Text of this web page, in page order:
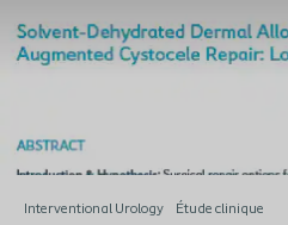
Interventional Urology Étude clinique